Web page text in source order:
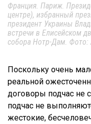
Франция. Париж.
центре), избранный
президент Украины
встречи в Елисейском
собора Нотр-Дам. Фото:
Поскольку очень
реальной
договоры подчас не
подчас не
жестокие,